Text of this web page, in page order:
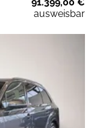
ausweisbar